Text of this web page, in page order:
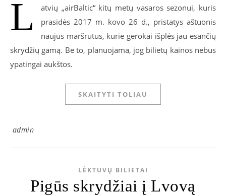
L
atvių „airBaltic“ kitų metų vasaros sezonui, kuris
prasidės 2017 m. kovo 26 d., pristatys aštuonis
naujus maršrutus, kurie gerokai išplės jau esančių
skrydžių gamą. Be to, planuojama, jog bilietų kainos nebus
ypatingai aukštos.
SKAITYTI TOLIAU
admin
LĖKTUVŲ BILIETAI
Pigūs skrydžiai į Lvovą